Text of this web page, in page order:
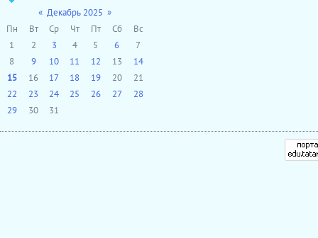
« Декабрь 2025 »
Пн
Вт Ср Чт Пт Сб
Вс
1
2 3 4 5 6
7
8
9 10 11 12 13
14
15
16 17 18 19 20
21
22
23 24 25 26 27
28
29
30 31